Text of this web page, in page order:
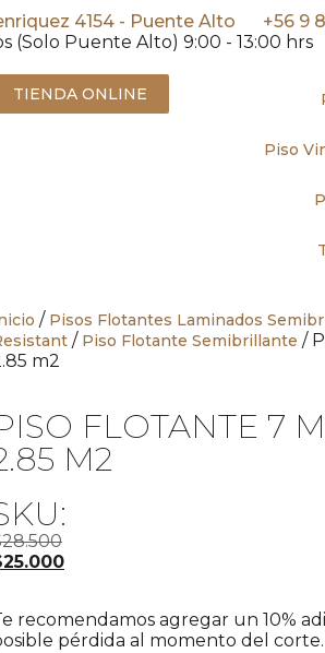
4154 - Puente Alto
+56 9
(Solo Puente Alto) 9:00 - 13:00 hrs
TIENDA ONLINE
Piso
/ Pisos Flotantes Laminados
/ Piso Flotante Semibrillante /
m2
FLOTANTE 7
M2
28.500
25.000
recomendamos agregar un 10%
pérdida al momento del corte.